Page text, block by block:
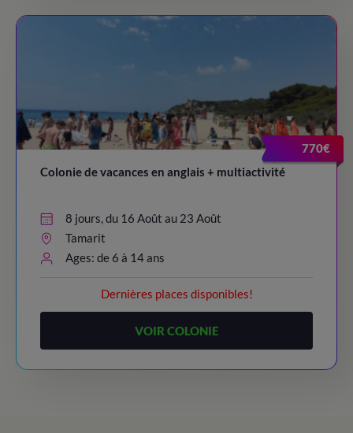
770€
Colonie de vacances en anglais + multiactivité
8 jours, du 16 Août au 23 Août
Tamarit
Ages: de 6 à 14 ans
Dernières places disponibles!
VOIR COLONIE